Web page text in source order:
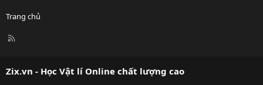
Trang chủ
R
Zix.vn - Học Vật lí Online chất lượng cao